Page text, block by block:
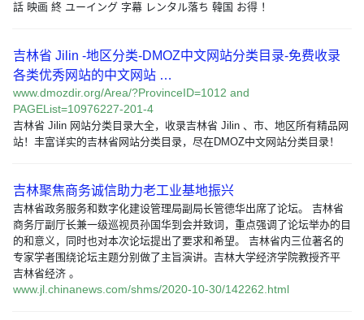
話 映画 終 ユーイング 字幕 レンタル落ち 韓国 お得 ！
吉林省 Jilin -地区分类-DMOZ中文网站分类目录-免费收录
各类优秀网站的中文网站 …
www.dmozdir.org/Area/?ProvinceID=1012 and
PAGEList=10976227-201-4
吉林省 Jilin 网站分类目录大全，收录吉林省 Jilin 、市、地区所有精品网
站！丰富详实的吉林省网站分类目录，尽在DMOZ中文网站分类目录！
吉林聚焦商务诚信助力老工业基地振兴
吉林省政务服务和数字化建设管理局副局长管德华出席了论坛。 吉林省
商务厅副厅长兼一级巡视员孙国华到会并致词，重点强调了论坛举办的目
的和意义，同时也对本次论坛提出了要求和希望。 吉林省内三位著名的
专家学者围绕论坛主题分别做了主旨演讲。吉林大学经济学院教授齐平
吉林省经济 。
www.jl.chinanews.com/shms/2020-10-30/142262.html